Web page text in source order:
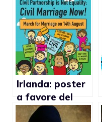
Irlanda: poster
a favore del
matrimonio gay